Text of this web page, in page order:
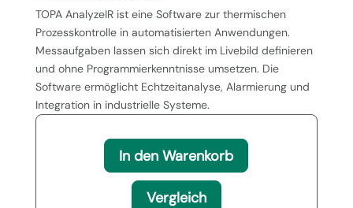
TOPA AnalyzeIR ist eine Software zur thermischen
Prozesskontrolle in automatisierten Anwendungen.
Messaufgaben lassen sich direkt im Livebild definieren
und ohne Programmierkenntnisse umsetzen. Die
Software ermöglicht Echtzeitanalyse, Alarmierung und
Integration in industrielle Systeme.
In den Warenkorb
Vergleich